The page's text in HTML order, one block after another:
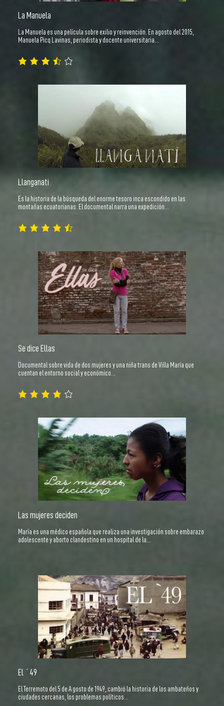
La Manuela
La Manuela es una película sobre exilio y reinvención. En agosto del 2015,
Manuela Picq Lavinas, periodista y docente universitaria…
Llanganati
Es la historia de la búsqueda del enorme tesoro inca escondido en las
montañas ecuatorianas. El documental narra una expedición…
Se dice Ellas
Documental sobre vida de dos mujeres y una niña trans de Villa María que
cuentan el entorno social y económico…
Las mujeres deciden
María es una médico española que realiza una investigación sobre embarazo
adolescente y aborto clandestino en un hospital de la…
El ´49
El Terremoto del 5 de Agosto de 1949, cambió la historia de los ambateños y
ciudades cercanas, los problemas políticos…